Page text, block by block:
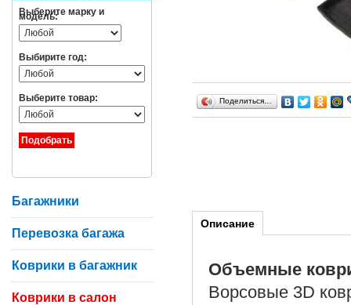
Поделиться…
Описание
Объемные
Ворсовые 3D
Выберите марку и
модель:
Выбирите год:
Выберите товар:
Багажники
Перевозка багажа
Коврики в багажник
Коврики в салон